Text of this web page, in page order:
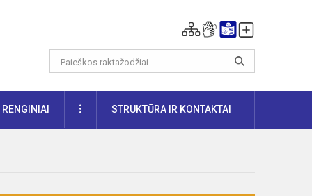
RENGINIAI DAUGIAUSTRUKTŪRA IR KONTAKTAI